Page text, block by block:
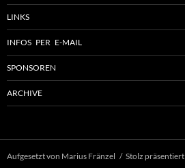
LINKS
INFOS PER E-MAIL
SPONSOREN
ARCHIVE
Aufgesetzt von Marius Fränzel Stolz